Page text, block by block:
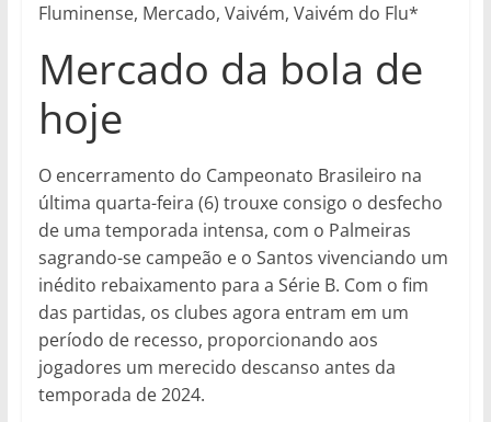
Fluminense, Mercado, Vaivém, Vaivém do Flu*
Mercado da bola de
hoje
O encerramento do Campeonato Brasileiro na
última quarta-feira (6) trouxe consigo o desfecho
de uma temporada intensa, com o Palmeiras
sagrando-se campeão e o Santos vivenciando um
inédito rebaixamento para a Série B. Com o fim
das partidas, os clubes agora entram em um
período de recesso, proporcionando aos
jogadores um merecido descanso antes da
temporada de 2024.